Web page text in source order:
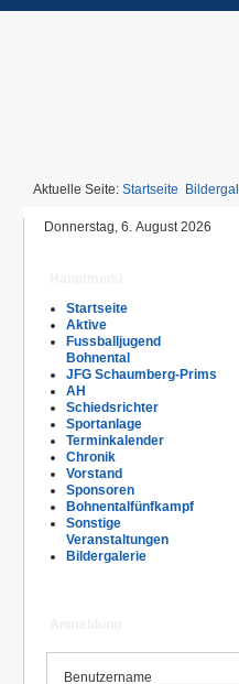
Aktuelle Seite: Startseite
Donnerstag, 6. August 2026
Startseite
Aktive
Fussballjugend
Bohnental
JFG Schaumberg-Prims
AH
Schiedsrichter
Sportanlage
Terminkalender
Chronik
Vorstand
Sponsoren
Bohnentalfünfkampf
Sonstige
Veranstaltungen
Bildergalerie
Benutzername